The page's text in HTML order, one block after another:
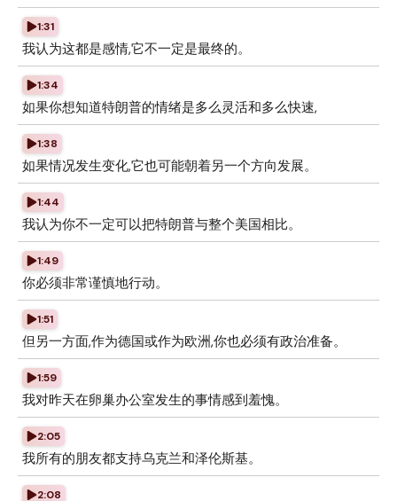
1:31
我认为这都是感情,它不一定是最终的。
1:34
如果你想知道特朗普的情绪是多么灵活和多么快速,
1:38
如果情况发生变化,它也可能朝着另一个方向发展。
1:44
我认为你不一定可以把特朗普与整个美国相比。
1:49
你必须非常谨慎地行动。
1:51
但另一方面,作为德国或作为欧洲,你也必须有政治准备。
1:59
我对昨天在卵巢办公室发生的事情感到羞愧。
2:05
我所有的朋友都支持乌克兰和泽伦斯基。
2:08